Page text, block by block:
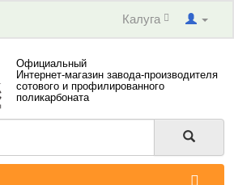
Калуга
Официальный
Интернет-магазин завода-производителя
сотового и профилированного
поликарбоната